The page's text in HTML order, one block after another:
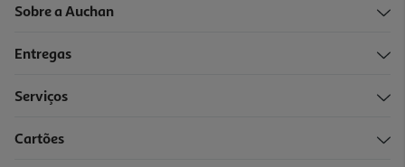
Sobre a Auchan
Entregas
Serviços
Cartões